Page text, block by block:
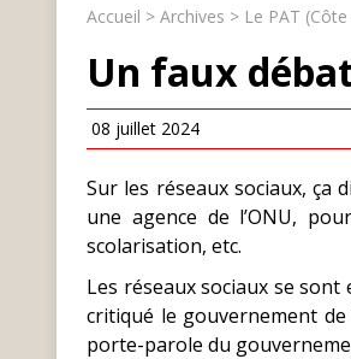
Accueil > Archives > Le PAT
Un faux
08 juillet 2024
Sur les réseaux sociaux, ça
une agence de l’ONU,
scolarisation, etc.
Les réseaux sociaux se
critiqué le gouvernement
porte-parole du